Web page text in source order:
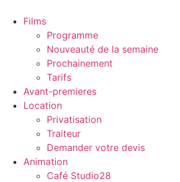
Films
Programme
Nouveauté de la semaine
Prochainement
Tarifs
Avant-premieres
Location
Privatisation
Traiteur
Demander votre devis
Animation
Café Studio28